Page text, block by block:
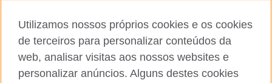
British Council global
Utilizamos nossos próprios cookies e os cookies
de terceiros para personalizar conteúdos da
web, analisar visitas aos nossos websites e
personalizar anúncios. Alguns destes cookies